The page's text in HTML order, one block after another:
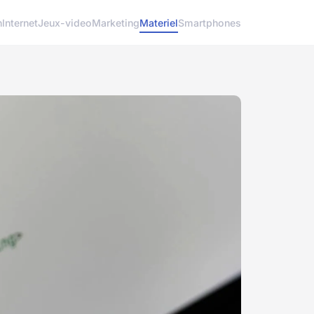
InternetJeux-videoMarketingMaterielSmartphones